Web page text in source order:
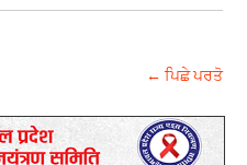
← ਪਿਛੇ ਪਰਤੋ